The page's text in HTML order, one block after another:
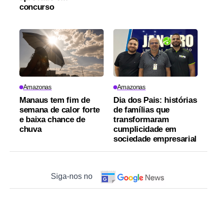
concurso
Amazonas
Manaus tem fim de
semana de calor forte
e baixa chance de
chuva
Amazonas
Dia dos Pais: histórias
de famílias que
transformaram
cumplicidade em
sociedade empresarial
Siga-nos no